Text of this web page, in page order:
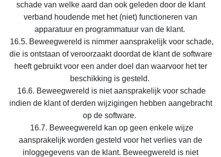
schade van welke aard dan ook geleden door de klant
verband houdende met het (niet) functioneren van
apparatuur en programmatuur van de klant.
16.5. Beweegwereld is nimmer aansprakelijk voor schade,
die is ontstaan of veroorzaakt doordat de klant de software
heeft gebruikt voor een ander doel dan waarvoor het ter
beschikking is gesteld.
16.6. Beweegwereld is niet aansprakelijk voor schade
indien de klant of derden wijzigingen hebben aangebracht
op de software.
16.7. Beweegwereld kan op geen enkele wijze
aansprakelijk worden gesteld voor het verlies van de
inloggegevens van de klant. Beweegwereld is niet